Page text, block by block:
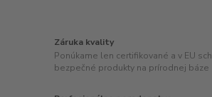
Záruka kvality
Ponúkame len certifikované a v EU
bezpečné produkty na prírodnej báze